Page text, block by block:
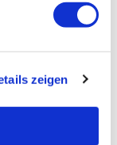
zeigen